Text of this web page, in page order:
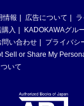
情報 広告について
入
KADOKAWAグル
問い合わせ
プライバシ
Sell or Share My
いて